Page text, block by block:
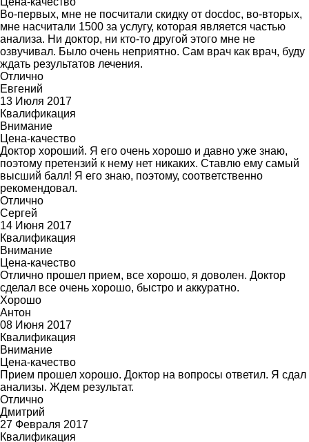
Во-первых, мне не посчитали скидку от docdoc, во-вторых,
мне насчитали 1500 за услугу, которая является частью
анализа. Ни доктор, ни кто-то другой этого мне не
озвучивал. Было очень неприятно. Сам врач как врач, буду
ждать результатов лечения.
Отлично
Евгений
13 Июля 2017
Квалификация
Внимание
Цена-качество
Доктор хороший. Я его очень хорошо и давно уже знаю,
поэтому претензий к нему нет никаких. Ставлю ему самый
высший балл! Я его знаю, поэтому, соответственно
рекомендовал.
Отлично
Сергей
14 Июня 2017
Квалификация
Внимание
Цена-качество
Отлично прошел прием, все хорошо, я доволен. Доктор
сделал все очень хорошо, быстро и аккуратно.
Хорошо
Антон
08 Июня 2017
Квалификация
Внимание
Цена-качество
Прием прошел хорошо. Доктор на вопросы ответил. Я сдал
анализы. Ждем результат.
Отлично
Дмитрий
27 Февраля 2017
Квалификация